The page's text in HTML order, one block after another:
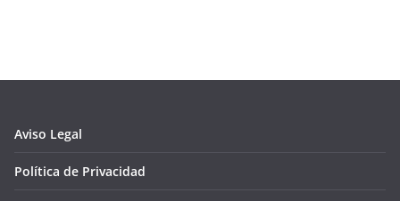
Aviso Legal
Política de Privacidad